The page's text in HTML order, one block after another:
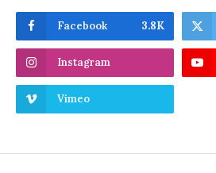
Facebook 3.8K
Instagram
Vimeo